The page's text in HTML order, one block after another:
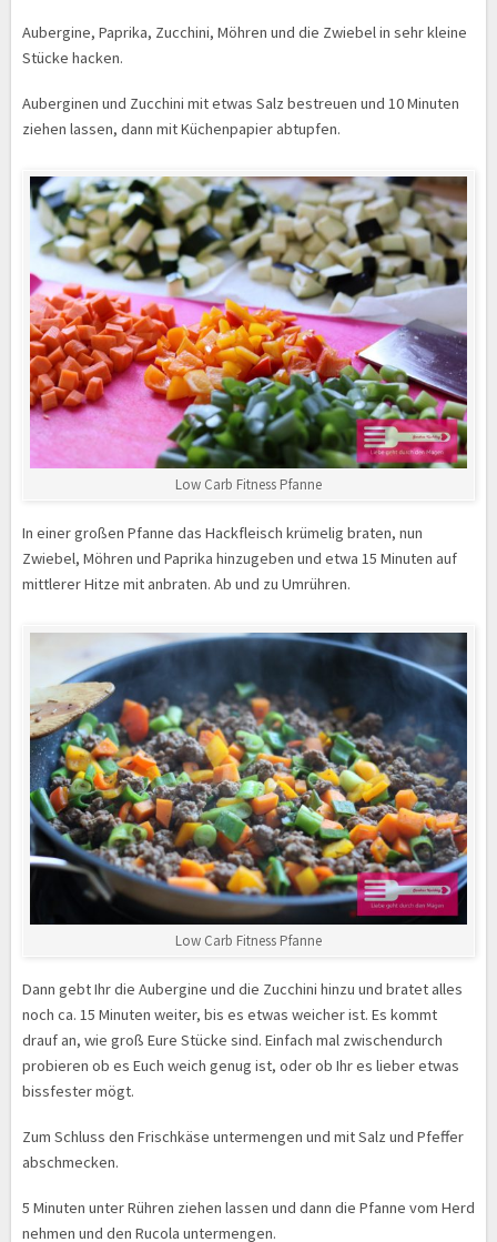
Aubergine, Paprika, Zucchini, Möhren und die Zwiebel in sehr kleine
Stücke hacken.
Auberginen und Zucchini mit etwas Salz bestreuen und 10 Minuten
ziehen lassen, dann mit Küchenpapier abtupfen.
Low Carb Fitness Pfanne
In einer großen Pfanne das Hackfleisch krümelig braten, nun
Zwiebel, Möhren und Paprika hinzugeben und etwa 15 Minuten auf
mittlerer Hitze mit anbraten. Ab und zu Umrühren.
Low Carb Fitness Pfanne
Dann gebt Ihr die Aubergine und die Zucchini hinzu und bratet alles
noch ca. 15 Minuten weiter, bis es etwas weicher ist. Es kommt
drauf an, wie groß Eure Stücke sind. Einfach mal zwischendurch
probieren ob es Euch weich genug ist, oder ob Ihr es lieber etwas
bissfester mögt.
Zum Schluss den Frischkäse untermengen und mit Salz und Pfeffer
abschmecken.
5 Minuten unter Rühren ziehen lassen und dann die Pfanne vom Herd
nehmen und den Rucola untermengen.